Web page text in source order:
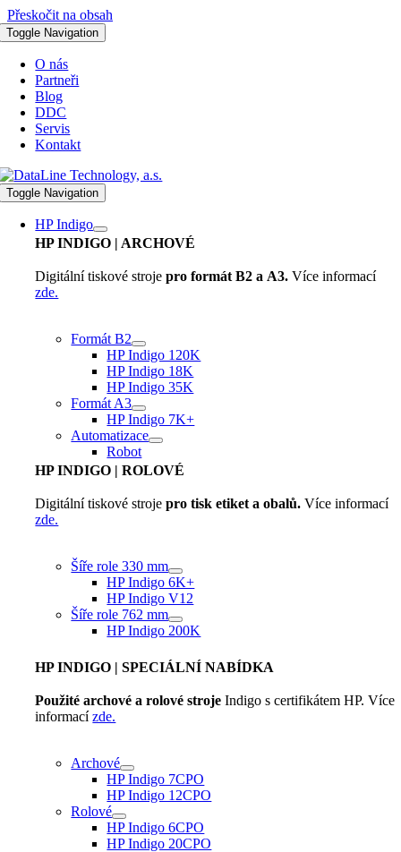
Přeskočit na obsah
Toggle Navigation
O nás
Partneři
Blog
DDC
Servis
Kontakt
Toggle Navigation
HP Indigo
HP INDIGO | ARCHOVÉ
Digitální tiskové strojepro formát B2 a A3. Více informací
zde.
Formát B2
HP Indigo 120K
HP Indigo 18K
HP Indigo 35K
Formát A3
HP Indigo 7K+
Automatizace
Robot
HP INDIGO | ROLOVÉ
Digitální tiskové strojepro tisk etiket a obalů. Více informací
zde.
Šíře role 330 mm
HP Indigo 6K+
HP Indigo V12
Šíře role 762 mm
HP Indigo 200K
HP INDIGO | SPECIÁLNÍ NABÍDKA
Použité archové a rolové stroje Indigo s certifikátem HP. Více
informacízde.
Archové
HP Indigo 7CPO
HP Indigo 12CPO
Rolové
HP Indigo 6CPO
HP Indigo 20CPO